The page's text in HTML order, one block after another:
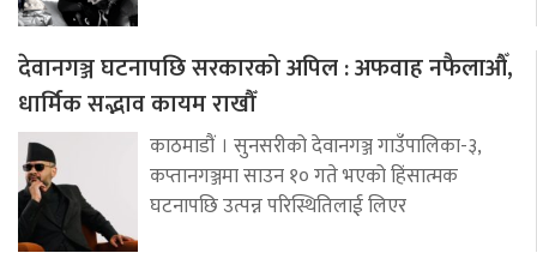
देवानगञ्ज घटनापछि सरकारको अपिल : अफवाह नफैलाऔँ,
धार्मिक सद्भाव कायम राखौँ
काठमाडौं । सुनसरीको देवानगञ्ज गाउँपालिका-३,
कप्तानगञ्जमा साउन १० गते भएको हिंसात्मक
घटनापछि उत्पन्न परिस्थितिलाई लिएर